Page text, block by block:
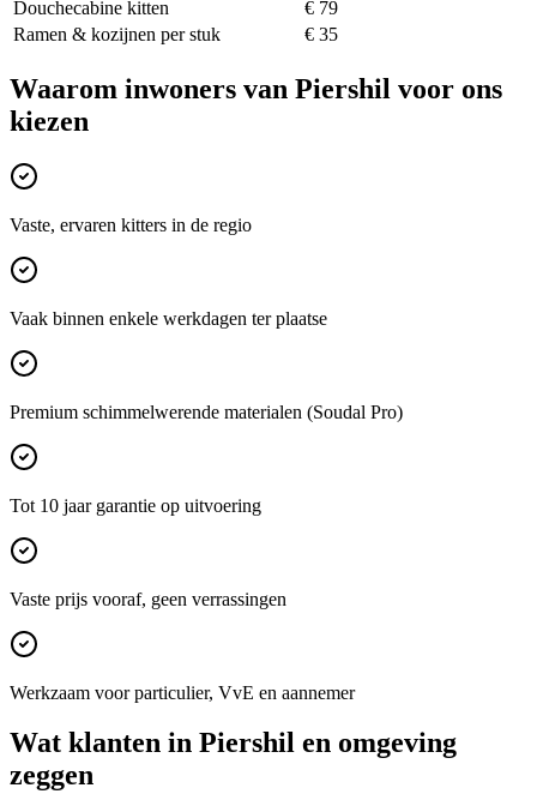
Douchecabine kitten
€ 79
Ramen & kozijnen per stuk
€ 35
Waarom inwoners van Piershil voor ons
kiezen
Vaste, ervaren kitters in de regio
Vaak binnen enkele werkdagen ter plaatse
Premium schimmelwerende materialen (Soudal Pro)
Tot 10 jaar garantie op uitvoering
Vaste prijs vooraf, geen verrassingen
Werkzaam voor particulier, VvE en aannemer
Wat klanten in Piershil en omgeving
zeggen